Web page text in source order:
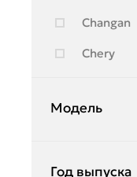
Changan
Chery
Citroen
Модель
Год выпуска